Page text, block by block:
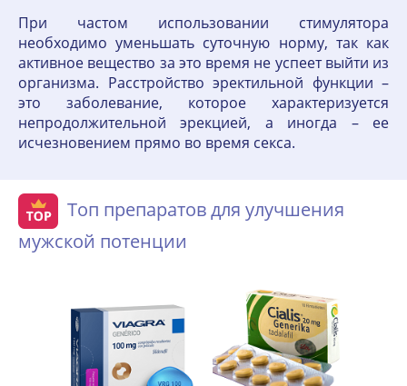
При частом использовании стимулятора
необходимо уменьшать суточную норму, так как
активное вещество за это время не успеет выйти из
организма. Расстройство эректильной функции –
это заболевание, которое характеризуется
непродолжительной эрекцией, а иногда – ее
исчезновением прямо во время секса.
Топ препаратов для улучшения
мужской потенции